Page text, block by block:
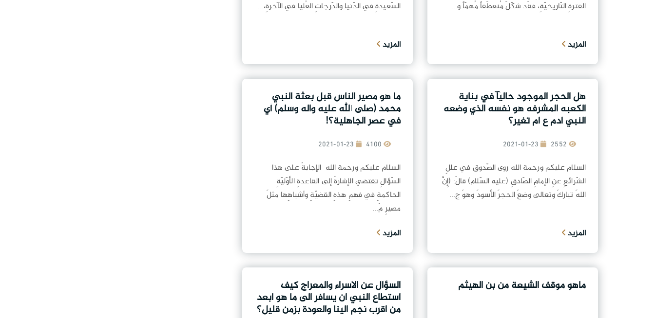
الفترةِ التّاريخيّةِ، فقَد شكّلَ مُنعطَفاً مُهمّاً و...
المزيد
السّعيدةِ في الدّنيا والدّرجاتِ العُليا في الآخرةِ،...
المزيد
هل الحجر الموجود حاليآ في بناية
الكعبه المشرفه هو نفسه الذي وضعه
النبي ادم ع ام تغير؟
2021-01-23
السلام عليكم ورحمة الله روى الصّدوق في عللِ
الشّرائعِ عنِ الإمامِ الصّادقِ (عليه السّلام) قالَ: (إِنَّ
اللهَ تباركَ وتعالى وضعَ الحجرَ الأسودَ وهوَ ج...
المزيد
ما هو مصير الناس قبل بعثة النبي
محمد (صلى الله عليه واله وسلم) أي
في عصر الجاهلية؟!
2021-01-23
السلام عليكم ورحمة الله الإجابةُ على هذا
السّؤالِ تقتضي الإشارةَ إلى القاعدةِ الأوّليّةِ
الحاكمةِ في فهمِ هذهِ القضيّةِ وأشباهِها مثلَ
مصيرِ مَ...
المزيد
ماهو موقف الشيعة من بن الهيثم السؤال عن الاسراء والمعراج كيف
استطاع النبي ان يسافر الى ما هو ابعد
من اقرب نجم الينا والعودة بزمن قليل؟